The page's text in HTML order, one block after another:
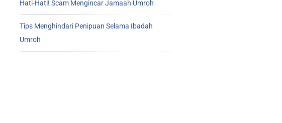
Hati-Hati! Scam Mengincar Jamaah Umroh
Tips Menghindari Penipuan Selama Ibadah
Umroh